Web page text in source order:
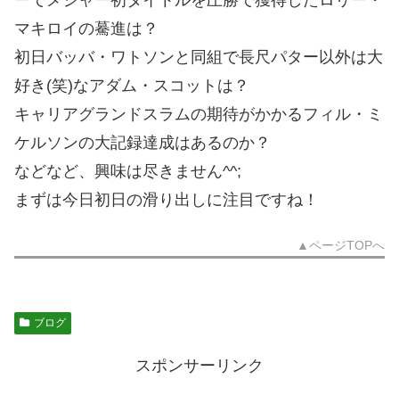
マキロイの驀進は？
初日バッバ・ワトソンと同組で長尺パター以外は大
好き(笑)なアダム・スコットは？
キャリアグランドスラムの期待がかかるフィル・ミ
ケルソンの大記録達成はあるのか？
などなど、興味は尽きません^^;
まずは今日初日の滑り出しに注目ですね！
▲ページTOPへ
ブログ
スポンサーリンク